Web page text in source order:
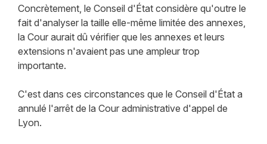
Concrètement, le Conseil d'État considère qu'outre le
fait d'analyser la taille elle-même limitée des annexes,
la Cour aurait dû vérifier que les annexes et leurs
extensions n'avaient pas une ampleur trop
importante.
C'est dans ces circonstances que le Conseil d'État a
annulé l'arrêt de la Cour administrative d'appel de
Lyon.